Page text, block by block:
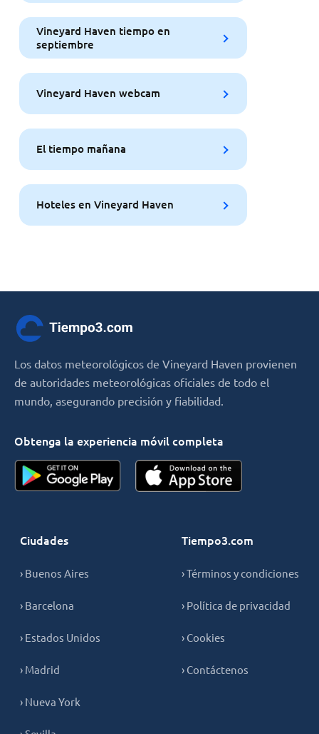
Vineyard Haven tiempo en
septiembre
Vineyard Haven webcam
El tiempo mañana
Hoteles en Vineyard Haven
Los datos meteorológicos de Vineyard Haven provienen
de autoridades meteorológicas oficiales de todo el
mundo, asegurando precisión y fiabilidad.
Obtenga la experiencia móvil completa
Ciudades
› Buenos Aires
› Barcelona
› Estados Unidos
› Madrid
› Nueva York
Tiempo3.com
› Términos y condiciones
› Política de privacidad
› Cookies
› Contáctenos